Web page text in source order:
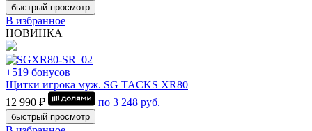
быстрый просмотр
В избранное
НОВИНКА
+519 бонусов
Щитки игрока муж. SG TACKS XR80
12 990 ₽
по 3 248 руб.
быстрый просмотр